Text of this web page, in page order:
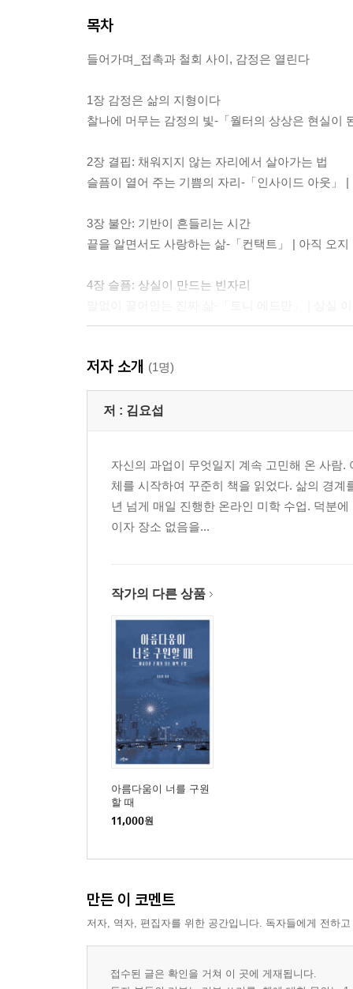
목차
들어가며_접촉과 철회 사이, 감정은 열린다
1장 감정은 삶의 지형이다
찰나에 머무는 감정의 빛-「월터의 상상은 현실이
2장 결핍: 채워지지 않는 자리에서 살아가는 법
슬픔이 열어 주는 기쁨의 자리-「인사이드 아웃」
3장 불안: 기반이 흔들리는 시간
끝을 알면서도 사랑하는 삶-「컨택트」 | 아직 오
4장 슬픔: 상실이 만드는 빈자리
권태는 왜 삶을 지워 버릴까?-「우리도 사랑일까」
6장 수치심: 타자의 시선 속에 드러나는 나
7장 질투: 타자의 세계를 욕망하는 나
타인의 시선에 갇힌 욕망-「블루 재스민」 | 부러
8장 열등감: 내가 나를 흔드는 방식
9장 분노: 경계를 세우고 넘어서는 힘
10장 기쁨: 세계가 충만해지는 경험
부족함 속에 아름다워지는 순간-「맘마미아」 |
11장 사랑: 타자를 품는 존재의 열림
지워져도 남는 사랑의 흔적-「이터널 선샤인」 |
복수의 칼날은 나를 겨눈다-「올드보이」 | 사랑
결핍 속에 건네는 마지막 응답-「더 웨일」 | 몸의
14장 희망: 아직 오지 않은 것을 향한 기다림
불확실성을 향한 희망의 항해-「트루먼 쇼」 | 말
이어짐을 믿는 얼굴-「퍼펙트 데이즈」 | 말의 끝,
저자 소개 (1명)
저 : 김요섭
자신의 과업이 무엇일지 계속 고민해 온 사람
체를 시작하여 꾸준히 책을 읽었다. 삶의 경
년 넘게 매일 진행한 온라인 미학 수업. 덕분
이자 장소 없음을...
작가의 다른 상품
아름다움이 너를 구원
할 때
11,000원
만든 이 코멘트
저자, 역자, 편집자를 위한 공간입니다. 독자들에게 전하
접수된 글은 확인을 거쳐 이 곳에 게재됩니다.